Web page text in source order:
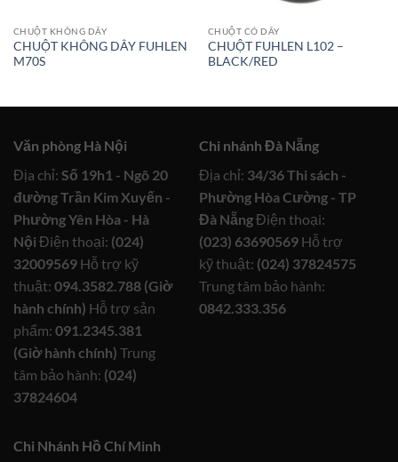
CHUỘT KHÔNG DÂY
CHUỘT KHÔNG DÂY FUHLEN
M70S
CHUỘT CÓ DÂY
CHUỘT FUHLEN L102 –
BLACK/RED
Văn phòng Hà Nội
Địa chỉ: Số 19h1 - Ngõ 20
đường Trần Kim Xuyến -
Phường Yên Hòa - Hà
Nội Điện thoại: (024)
32009569 Hỗ trợ kỹ
thuật: 094.3582.788 (Giờ
hành chính) Hỗ trợ sản
phẩm: 091.2345.381
(Giờ hành chính) Trung
tâm bảo hành: (024)
37824604
Chi nhánh Đà Nẵng
Địa chỉ: 34/36 Thi sách -
Phường Hòa Cường - TP
Đà NẵngĐiện thoại:
(023) 63690569 Hỗ trợ
kỹ thuật: (024) 37824575
Trung tâm bảo hành:
0842.333.356
Chi Nhánh Hồ Chí Minh